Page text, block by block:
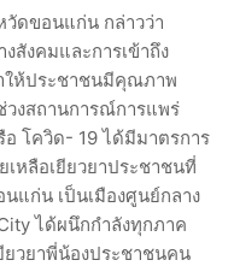
วัดขอนแก่น กล่าวว่า
สังคมและการเข้าถึง
ให้ประชาชนมีคุณภาพ
งสถานการณ์การแพร่
อ โควิด- 19 ได้มีมาตรการ
เหลือเยียวยาประชาชนที่
แก่น เป็นเมืองศูนย์กลาง
ได้ผนึกกำลังทุกภาค
ยวยาพี่น้องประชาชนคน